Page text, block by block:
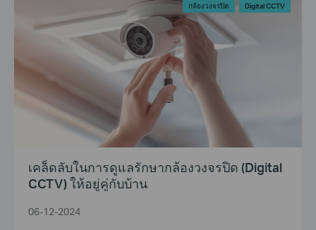
กล้องวงจรปิด Digital CCTV
เคล็ดลับในการดูแลรักษากล้องวงจรปิด (Digital
CCTV) ให้อยู่คู่กับบ้าน
06-12-2024